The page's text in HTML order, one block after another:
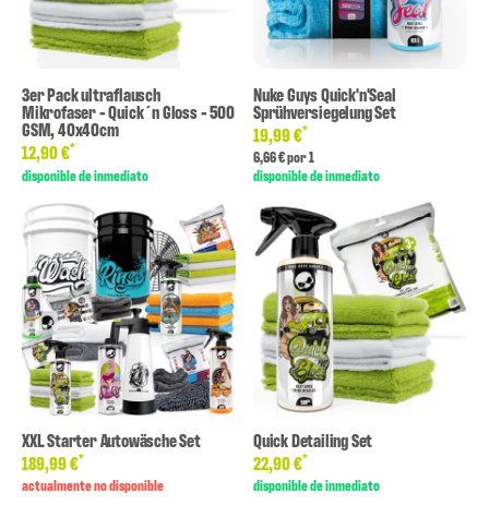
3er Pack ultraflausch
Mikrofaser - Quick´n Gloss - 500
GSM, 40x40cm
12,90 €*
disponible de inmediato
Nuke Guys Quick'n'Seal
Sprühversiegelung Set
19,99 €*
6,66 € por 1
disponible de inmediato
XXL Starter Autowäsche Set
189,99 €*
actualmente no disponible
Quick Detailing Set
22,90 €*
disponible de inmediato